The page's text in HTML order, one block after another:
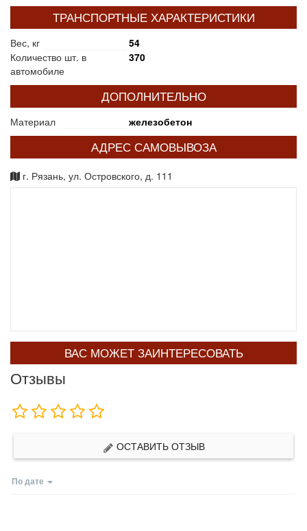
ТРАНСПОРТНЫЕ ХАРАКТЕРИСТИКИ
Вес, кг
54
Количество шт. в
автомобиле
370
ДОПОЛНИТЕЛЬНО
Материал железобетон
АДРЕС САМОВЫВОЗА
г. Рязань, ул. Островского, д. 111
ВАС МОЖЕТ ЗАИНТЕРЕСОВАТЬ
Отзывы
ОСТАВИТЬ ОТЗЫВ
По дате